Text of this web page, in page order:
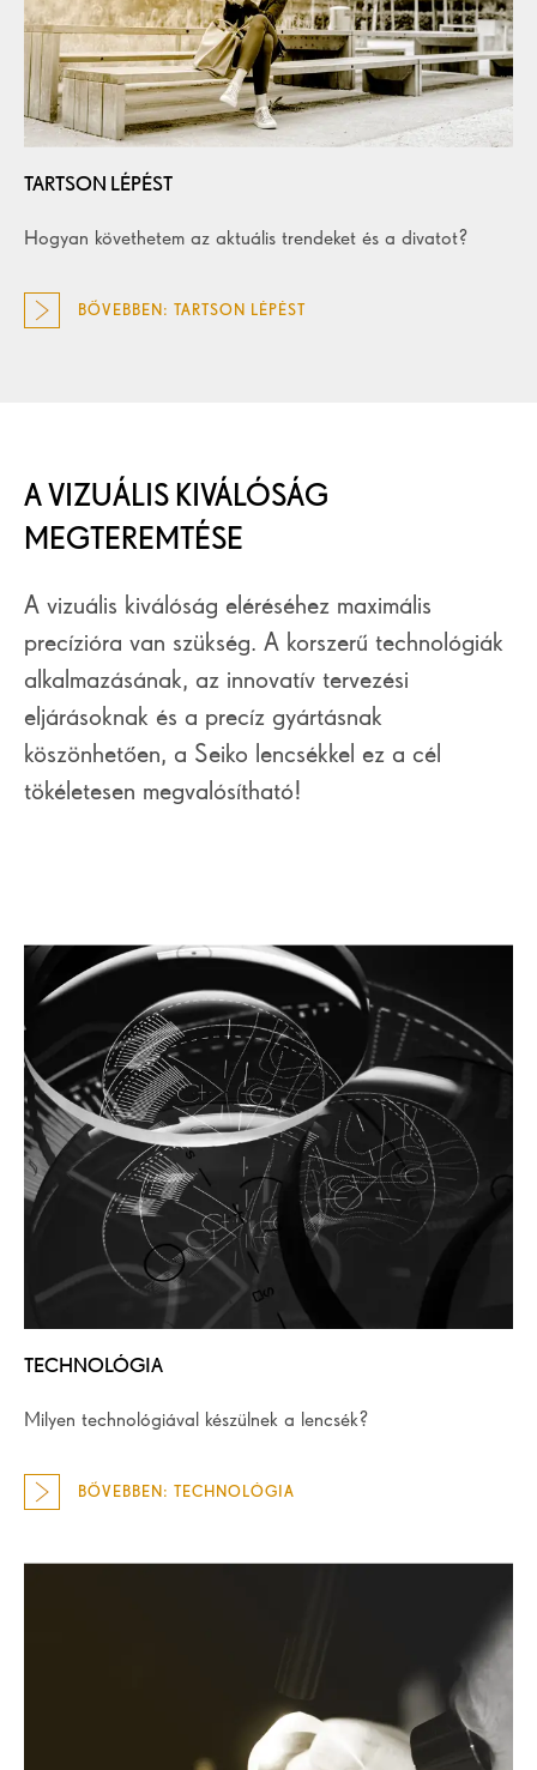
TARTSON LÉPÉST
Hogyan követhetem az aktuális trendeket és a divatot?
BŐVEBBEN: TARTSON LÉPÉST
A VIZUÁLIS KIVÁLÓSÁG
MEGTEREMTÉSE
A vizuális kiválóság eléréséhez maximális
precízióra van szükség. A korszerű technológiák
alkalmazásának, az innovatív tervezési
eljárásoknak és a precíz gyártásnak
köszönhetően, a Seiko lencsékkel ez a cél
tökéletesen megvalósítható!
TECHNOLÓGIA
Milyen technológiával készülnek a lencsék?
BŐVEBBEN: TECHNOLÓGIA